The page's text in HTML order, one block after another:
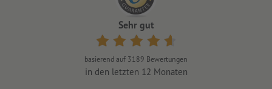
Sehr gut
basierend auf 3189 Bewertungen
in den letzten 12 Monaten